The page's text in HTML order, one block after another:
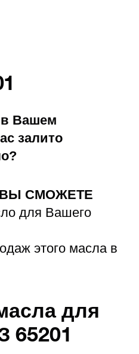
Вашем
залито
СМОЖЕТЕ
для Вашего
этого масла в
для
65201